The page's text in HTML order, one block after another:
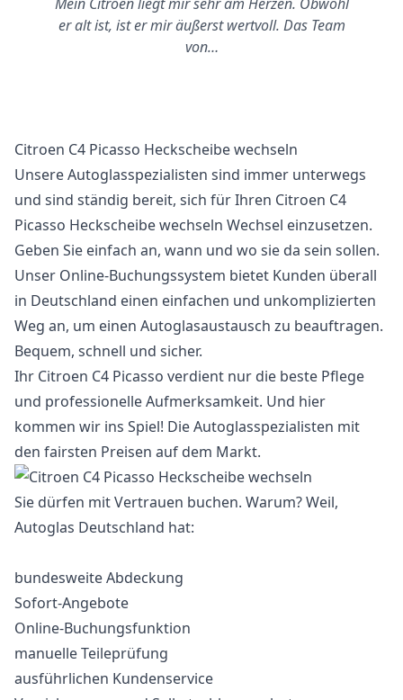
er alt ist, ist er mir äußerst wertvoll. Das Team
von…
Citroen C4 Picasso Heckscheibe wechseln
Unsere Autoglasspezialisten sind immer unterwegs
und sind ständig bereit, sich für Ihren Citroen C4
Picasso Heckscheibe wechseln Wechsel einzusetzen.
Geben Sie einfach an, wann und wo sie da sein sollen.
Unser Online-Buchungssystem bietet Kunden überall
in Deutschland einen einfachen und unkomplizierten
Weg an, um einen Autoglasaustausch zu beauftragen.
Bequem, schnell und sicher.
Ihr Citroen C4 Picasso verdient nur die beste Pflege
und professionelle Aufmerksamkeit. Und hier
kommen wir ins Spiel! Die Autoglasspezialisten mit
den fairsten Preisen auf dem Markt.
Sie dürfen mit Vertrauen buchen. Warum? Weil,
Autoglas Deutschland hat:
bundesweite Abdeckung
Sofort-Angebote
Online-Buchungsfunktion
manuelle Teileprüfung
ausführlichen Kundenservice